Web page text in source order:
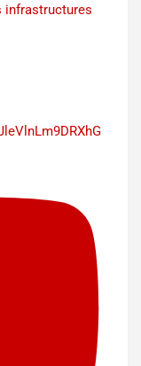
infrastructures